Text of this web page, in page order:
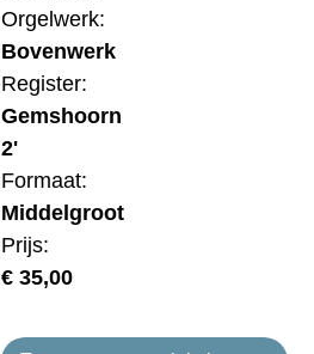
Orgelwerk:
Bovenwerk
Register:
Gemshoorn
2'
Formaat:
Middelgroot
Prijs:
€35,00